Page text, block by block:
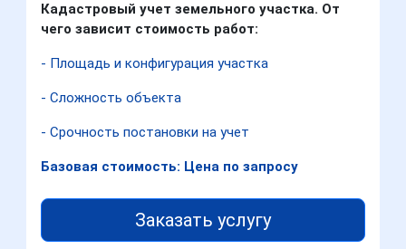
Кадастровый учет земельного участка. От
чего зависит стоимость работ:
- Площадь и конфигурация участка
- Сложность объекта
- Срочность постановки на учет
Базовая стоимость: Цена по запросу
Заказать услугу